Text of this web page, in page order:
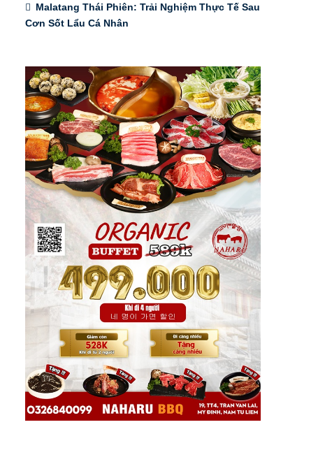
Malatang Thái Phiên: Trải Nghiệm Thực Tế Sau
Cơn Sốt Lẩu Cá Nhân